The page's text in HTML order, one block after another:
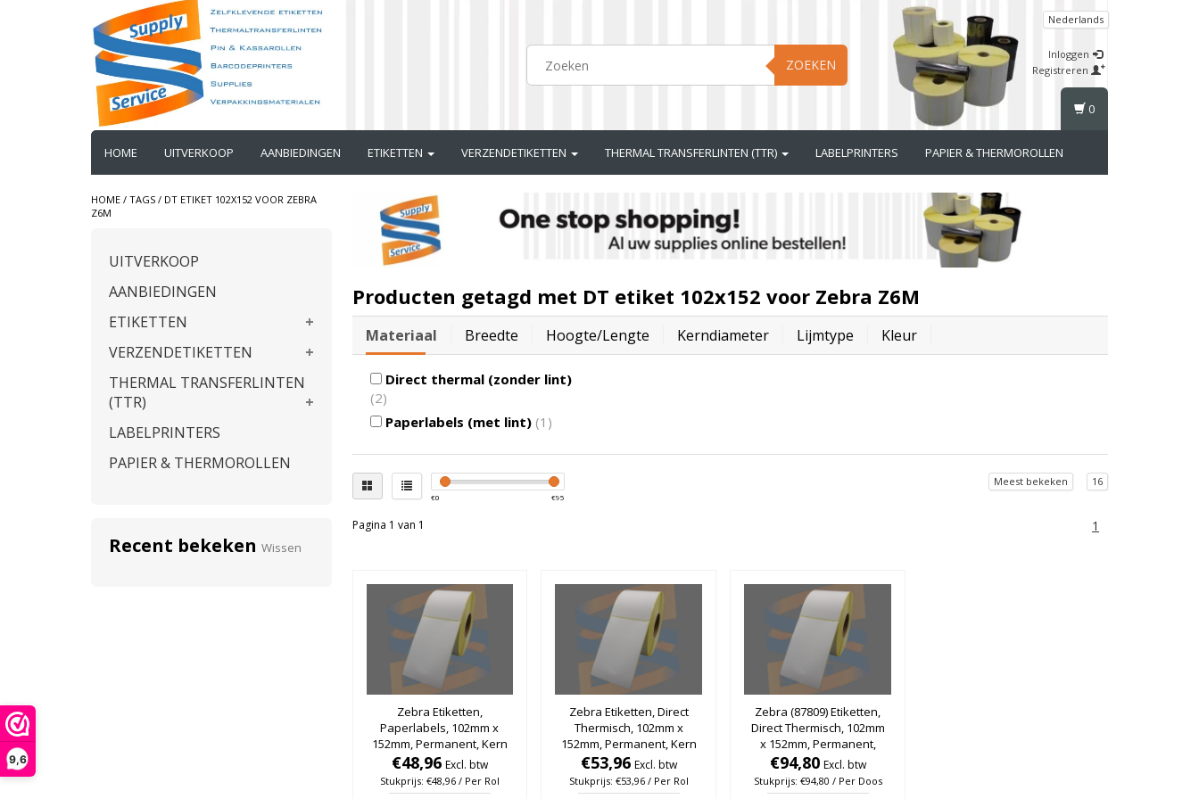
9,6
ZOEKEN
Nederlands
Inloggen
Registreren
HOME UITVERKOOP AANBIEDINGEN ETIKETTEN VERZENDETIKETTEN THERMAL TRANSFERLINTEN (TTR) LABELPRINTERS PAPIER & THERMOROLLEN
0
HOME / TAGS / DT ETIKET 102X152 VOOR ZEBRA
Z6M
UITVERKOOP
AANBIEDINGEN
ETIKETTEN
VERZENDETIKETTEN
THERMAL TRANSFERLINTEN
(TTR)
LABELPRINTERS
PAPIER & THERMOROLLEN
Recent bekeken Wissen
Producten getagd met DT etiket 102x152 voor Zebra Z6M
Materiaal Breedte Hoogte/lengte Kerndiameter Lijmtype Kleur
Direct thermal (zonder lint)
(2)
Paperlabels (met lint) (1)
€0 €95
Meest bekeken 16
Pagina 1 van 1 1
Zebra Etiketten,
Paperlabels, 102mm x
152mm, Permanent, Kern
76mm, rol à 1.142 stuks
€48,96 Excl. btw
Stukprijs: €48,96 / Per Rol
Zebra Etiketten, Direct
Thermisch, 102mm x
152mm, Permanent, Kern
76mm, rol à 1.142 stuks
€53,96 Excl. btw
Stukprijs: €53,96 / Per Rol
Zebra (87809) Etiketten,
Direct Thermisch, 102mm
x 152mm, Permanent,
Kern 76mm, rol à 950
stuks (Per doos)
€94,80 Excl. btw
Stukprijs: €94,80 / Per Doos